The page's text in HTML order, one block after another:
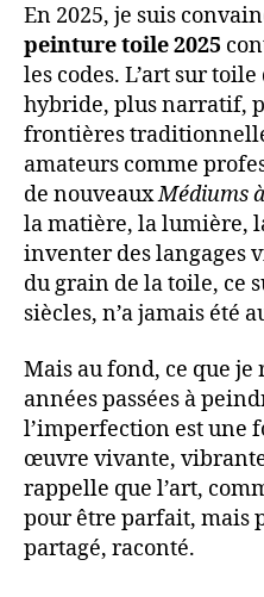
En 2025, je suis
peinture toile 2025
les codes. L’art sur
hybride, plus narratif,
frontières
amateurs comme
de nouveauxMédiums
la matière, la lumière,
inventer des langages
du grain de la toile, ce
siècles, n’a jamais été
Mais au fond, ce que je
années passées à
l’imperfection est une
œuvre vivante,
rappelle que l’art,
pour être parfait, mais
partagé, raconté.